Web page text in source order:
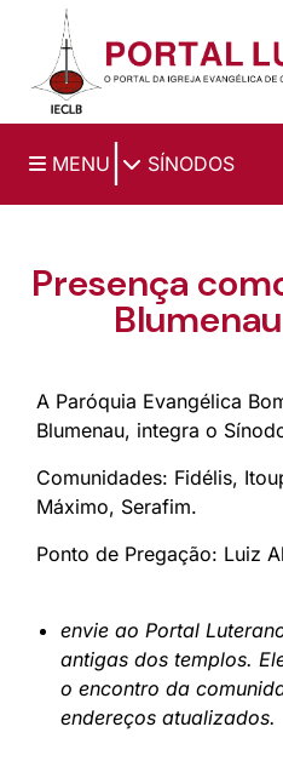
Ir para o conteúdo principal
MENU SÍNODOS
Presença
A Paróquia Evangélica
Blumenau, integra o
Comunidades: Fidélis,
Máximo, Serafim.
Ponto de Pregação: Luiz
envie ao Portal
antigas dos templos.
o encontro da
endereços atualizados.